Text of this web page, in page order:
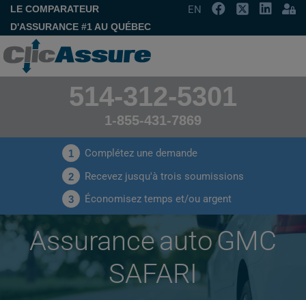
LE COMPARATEUR
D'ASSURANCE #1 AU QUÉBEC
EN
514-312-5301
1-855-431-7869
1 Complétez une demande
2 Recevez jusqu'à trois soumissions
3 Économisez temps et/ou argent
Assurance auto GMC
SAFARI